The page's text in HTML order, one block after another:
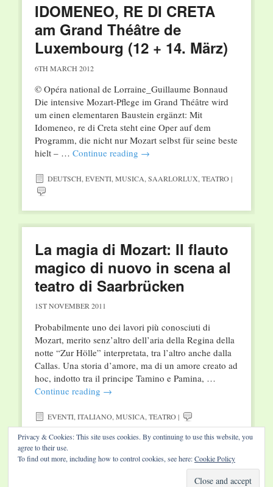
IDOMENEO, RE DI CRETA
am Grand Théâtre de
Luxembourg (12 + 14. März)
6TH MARCH 2012
© Opéra national de Lorraine_Guillaume Bonnaud
Die intensive Mozart-Pflege im Grand Théâtre wird
um einen elementaren Baustein ergänzt: Mit
Idomeneo, re di Creta steht eine Oper auf dem
Programm, die nicht nur Mozart selbst für seine beste
hielt – … Continue reading →
DEUTSCH,EVENTI,MUSICA,SAARLORLUX,TEATRO|
La magia di Mozart: Il flauto
magico di nuovo in scena al
teatro di Saarbrücken
1ST NOVEMBER 2011
Probabilmente uno dei lavori più conosciuti di
Mozart, merito senz’altro dell’aria della Regina della
notte “Zur Hölle” interpretata, tra l’altro anche dalla
Callas. Una storia d’amore, ma di un amore creato ad
hoc, indotto tra il principe Tamino e Pamina, …
Continue reading →
EVENTI, ITALIANO, MUSICA TEATRO|
Privacy & Cookies: This site uses cookies. By continuing to use this website, you
agree to their use.
To find out more, including how to control cookies, see here:Cookie Policy